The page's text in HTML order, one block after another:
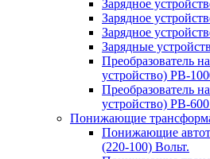
Зарядное
Зарядное
Зарядное
Зарядные
Преобразователь
устройство) PB-
Преобразователь
устройство) PB-
Понижающие
Понижающие
(220-100) Вольт.